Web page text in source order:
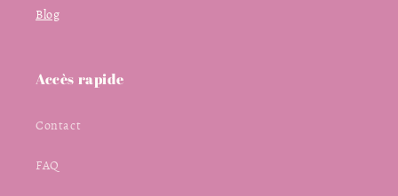
Blog
Accès rapide
Contact
FAQ